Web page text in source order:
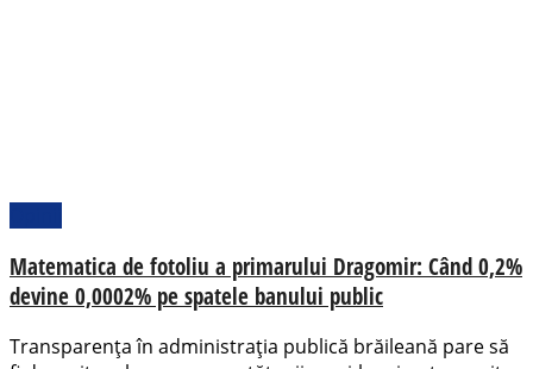
Matematica de fotoliu a primarului Dragomir: Când 0,2%
devine 0,0002% pe spatele banului public
Transparența în administrația publică brăileană pare să